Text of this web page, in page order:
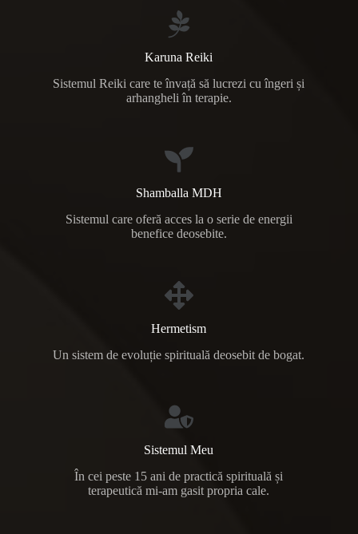
Karuna Reiki
Sistemul Reiki care te învață să lucrezi cu îngeri și
arhangheli în terapie.
Shamballa MDH
Sistemul care oferă acces la o serie de energii
benefice deosebite.
Hermetism
Un sistem de evoluție spirituală deosebit de bogat.
Sistemul Meu
În cei peste 15 ani de practică spirituală și
terapeutică mi-am gasit propria cale.